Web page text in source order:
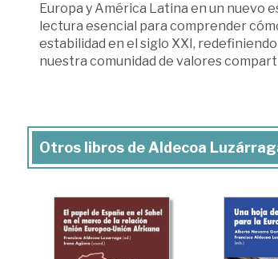
Europa y América Latina en un nuevo
lectura esencial para comprender
estabilidad en el siglo XXI,
nuestra comunidad de valores
Otros libros de Aldecoa